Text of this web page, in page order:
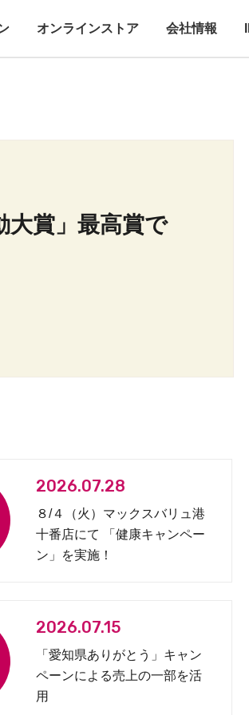
オンラインストア 会社情報
大賞」最高賞で
2026.07.28
８/４（火）マックスバリュ港
十番店にて 「健康キャンペー
ン」を実施！
2026.07.15
「愛知県ありがとう」キャン
ペーンによる売上の一部を活
用